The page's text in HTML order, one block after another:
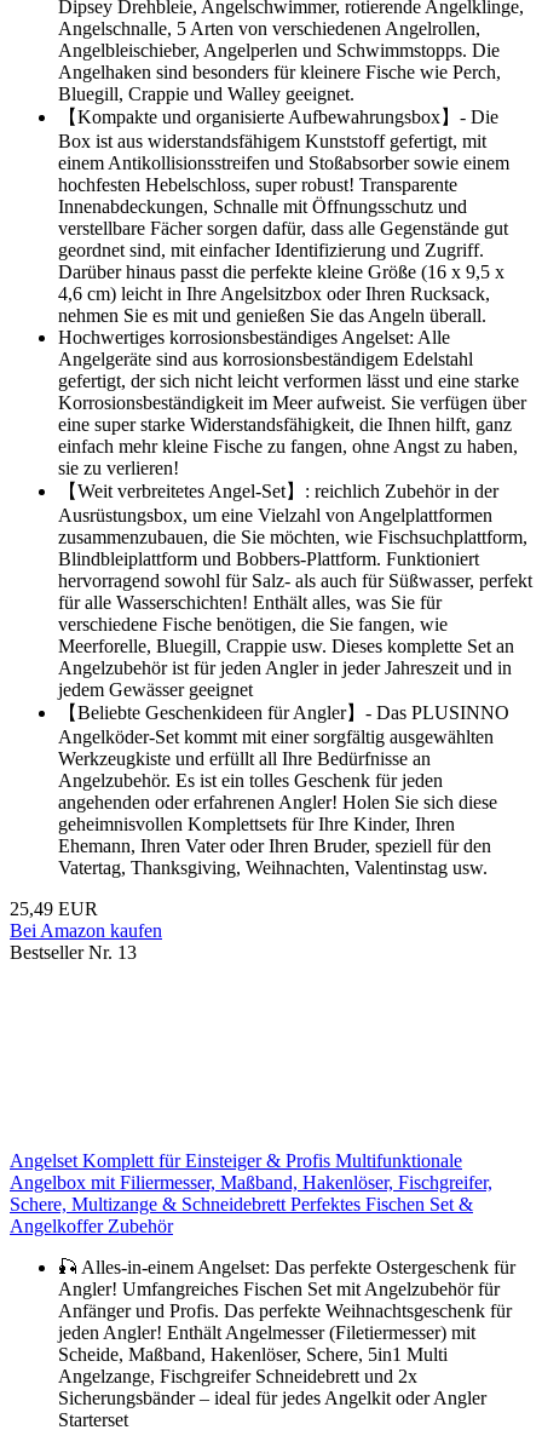
Dipsey Drehbleie, Angelschwimmer, rotierende Angelklinge,
Angelschnalle, 5 Arten von verschiedenen Angelrollen,
Angelbleischieber, Angelperlen und Schwimmstopps. Die
Angelhaken sind besonders für kleinere Fische wie Perch,
Bluegill, Crappie und Walley geeignet.
【Kompakte und organisierte Aufbewahrungsbox】- Die
Box ist aus widerstandsfähigem Kunststoff gefertigt, mit
einem Antikollisionsstreifen und Stoßabsorber sowie einem
hochfesten Hebelschloss, super robust! Transparente
Innenabdeckungen, Schnalle mit Öffnungsschutz und
verstellbare Fächer sorgen dafür, dass alle Gegenstände gut
geordnet sind, mit einfacher Identifizierung und Zugriff.
Darüber hinaus passt die perfekte kleine Größe (16 x 9,5 x
4,6 cm) leicht in Ihre Angelsitzbox oder Ihren Rucksack,
nehmen Sie es mit und genießen Sie das Angeln überall.
Hochwertiges korrosionsbeständiges Angelset: Alle
Angelgeräte sind aus korrosionsbeständigem Edelstahl
gefertigt, der sich nicht leicht verformen lässt und eine starke
Korrosionsbeständigkeit im Meer aufweist. Sie verfügen über
eine super starke Widerstandsfähigkeit, die Ihnen hilft, ganz
einfach mehr kleine Fische zu fangen, ohne Angst zu haben,
sie zu verlieren!
【Weit verbreitetes Angel-Set】: reichlich Zubehör in der
Ausrüstungsbox, um eine Vielzahl von Angelplattformen
zusammenzubauen, die Sie möchten, wie Fischsuchplattform,
Blindbleiplattform und Bobbers-Plattform. Funktioniert
hervorragend sowohl für Salz- als auch für Süßwasser, perfekt
für alle Wasserschichten! Enthält alles, was Sie für
verschiedene Fische benötigen, die Sie fangen, wie
Meerforelle, Bluegill, Crappie usw. Dieses komplette Set an
Angelzubehör ist für jeden Angler in jeder Jahreszeit und in
jedem Gewässer geeignet
【Beliebte Geschenkideen für Angler】- Das PLUSINNO
Angelköder-Set kommt mit einer sorgfältig ausgewählten
Werkzeugkiste und erfüllt all Ihre Bedürfnisse an
Angelzubehör. Es ist ein tolles Geschenk für jeden
angehenden oder erfahrenen Angler! Holen Sie sich diese
geheimnisvollen Komplettsets für Ihre Kinder, Ihren
Ehemann, Ihren Vater oder Ihren Bruder, speziell für den
Vatertag, Thanksgiving, Weihnachten, Valentinstag usw.
25,49 EUR
Bei Amazon kaufen
Bestseller Nr. 13
Angelset Komplett für Einsteiger & Profis Multifunktionale
Angelbox mit Filiermesser, Maßband, Hakenlöser, Fischgreifer,
Schere, Multizange & Schneidebrett Perfektes Fischen Set &
Angelkoffer Zubehör
🎣 Alles-in-einem Angelset: Das perfekte Ostergeschenk für
Angler! Umfangreiches Fischen Set mit Angelzubehör für
Anfänger und Profis. Das perfekte Weihnachtsgeschenk für
jeden Angler! Enthält Angelmesser (Filetiermesser) mit
Scheide, Maßband, Hakenlöser, Schere, 5in1 Multi
Angelzange, Fischgreifer Schneidebrett und 2x
Sicherungsbänder – ideal für jedes Angelkit oder Angler
Starterset